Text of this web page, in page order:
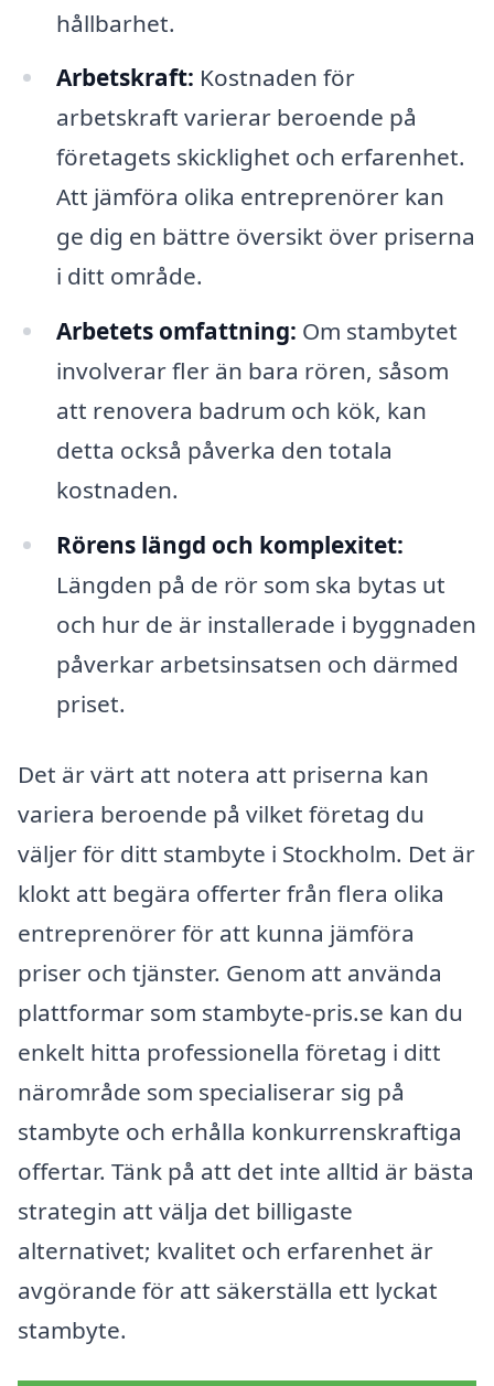
hållbarhet.
Arbetskraft: Kostnaden för
arbetskraft varierar beroende på
företagets skicklighet och erfarenhet.
Att jämföra olika entreprenörer kan
ge dig en bättre översikt över priserna
i ditt område.
Arbetets omfattning: Om stambytet
involverar fler än bara rören, såsom
att renovera badrum och kök, kan
detta också påverka den totala
kostnaden.
Rörens längd och komplexitet:
Längden på de rör som ska bytas ut
och hur de är installerade i byggnaden
påverkar arbetsinsatsen och därmed
priset.
Det är värt att notera att priserna kan
variera beroende på vilket företag du
väljer för ditt stambyte i Stockholm. Det är
klokt att begära offerter från flera olika
entreprenörer för att kunna jämföra
priser och tjänster. Genom att använda
plattformar som stambyte-pris.se kan du
enkelt hitta professionella företag i ditt
närområde som specialiserar sig på
stambyte och erhålla konkurrenskraftiga
offertar. Tänk på att det inte alltid är bästa
strategin att välja det billigaste
alternativet; kvalitet och erfarenhet är
avgörande för att säkerställa ett lyckat
stambyte.